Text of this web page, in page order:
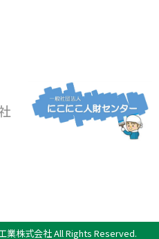
業株式会社All Rights Reserved.